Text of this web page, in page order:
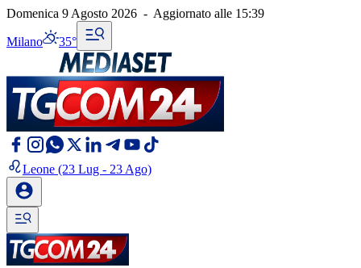
Domenica 9 Agosto 2026 - Aggiornato alle 15:39
Milano 35°
Leone (23 Lug - 23 Ago)